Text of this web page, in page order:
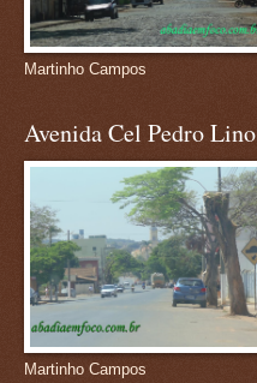
Martinho Campos
Avenida Cel Pedro Lino
Martinho Campos